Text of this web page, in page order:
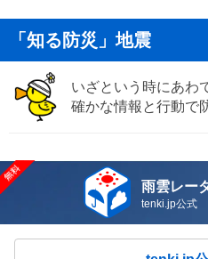
「知る防災」地震
いざという時にあわ
確かな情報と行動で
雨雲レー
tenki.jp公式